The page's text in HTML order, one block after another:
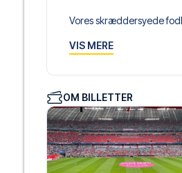
Vores skræddersyede
af fodboldbilletter,
Når du vælger din
eksempelvis være
du vælger billettypen, og
Vi tilbyder et bredt
luksuriøse 5-stjernede
VIS MERE
OM BILLETTER